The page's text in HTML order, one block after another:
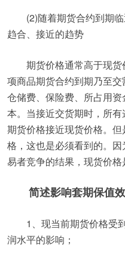
(2)随着期货合约到期
趋合、接近的趋势
期货价格通常高于现
项商品期货合约到期乃至
仓储费、保险费、所占用
本。当接近交货期时，所
期货价格接近现货价格。
格，这也是必须看到的。
易者竞争的结果，现货价格
简述影响套期保值
1、现当前期货价格受
润水平的影响；